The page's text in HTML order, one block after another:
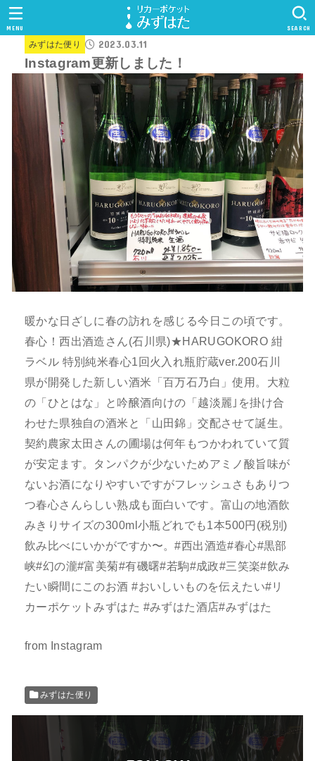
SEARCH
MENU
みずはた便り 2023.03.11
Instagram更新しました！
暖かな日ざしに春の訪れを感じる今日この頃です。
春心！西出酒造さん(石川県)★HARUGOKORO 紺
ラベル 特別純米春心1回火入れ瓶貯蔵ver.200石川
県が開発した新しい酒米「百万石乃白」使用。大粒
の「ひとはな」と吟醸酒向けの「越淡麗｣を掛け合
わせた県独自の酒米と「山田錦」交配させて誕生。
契約農家太田さんの圃場は何年もつかわれていて質
が安定ます。タンパクが少ないためアミノ酸旨味が
ないお酒になりやすいですがフレッシュさもありつ
つ春心さんらしい熟成も面白いです。富山の地酒飲
みきりサイズの300ml小瓶どれでも1本500円(税別)
飲み比べにいかがですか〜。#西出酒造#春心#黒部
峡#幻の瀧#富美菊#有磯曙#若駒#成政#三笑楽#飲み
たい瞬間にこのお酒 #おいしいものを伝えたい#リ
カーポケットみずはた #みずはた酒店#みずはた
from Instagram
みずはた便り